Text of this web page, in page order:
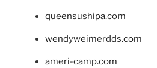
queensushipa.com
wendyweimerdds.com
ameri-camp.com